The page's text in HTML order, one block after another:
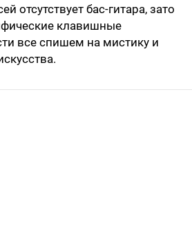
отсутствует бас-гитара, зато
клавишные
все спишем на мистику и